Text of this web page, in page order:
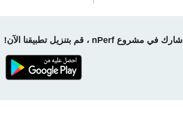
شارك في مشروع nPerf ، قم بتنزيل تطبيقنا الآن!